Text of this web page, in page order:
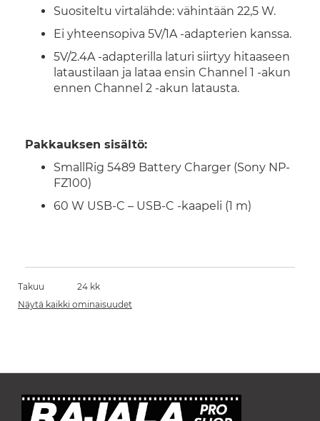
Suositeltu virtalähde: vähintään 22,5 W.
Ei yhteensopiva 5V/1A -adapterien kanssa.
5V/2.4A -adapterilla laturi siirtyy hitaaseen
lataustilaan ja lataa ensin Channel 1 -akun
ennen Channel 2 -akun latausta.
Pakkauksen sisältö:
SmallRig 5489 Battery Charger (Sony NP-
FZ100)
60 W USB-C – USB-C -kaapeli (1 m)
Takuu
24 kk
Näytä kaikki ominaisuudet